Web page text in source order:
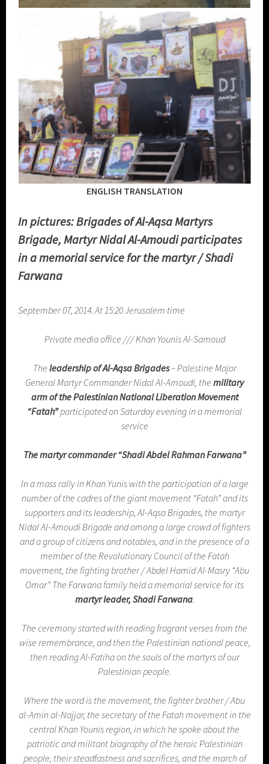
ENGLISH TRANSLATION
In pictures: Brigades of Al-Aqsa Martyrs
Brigade, Martyr Nidal Al-Amoudi participates
in a memorial service for the martyr / Shadi
Farwana
September 07, 2014. At 15:20 Jerusalem time
Private media office /// Khan Younis Al-Samoud
The leadership of Al-Aqsa Brigades– Palestine Major
General Martyr Commander Nidal Al-Amoudi, the military
arm of the Palestinian National Liberation Movement
“Fatah”participated on Saturday evening in a memorial
service
The martyr commander “Shadi Abdel Rahman Farwana”
In a mass rally in Khan Yunis with the participation of a large
number of the cadres of the giant movement “Fatah” and its
supporters and its leadership, Al-Aqsa Brigades, the martyr
Nidal Al-Amoudi Brigade and among a large crowd of fighters
and a group of citizens and notables, and in the presence of a
member of the Revolutionary Council of the Fatah
movement, the fighting brother / Abdel Hamid Al-Masry “Abu
Omar” The Farwana family held a memorial service for its
martyr leader, Shadi Farwana.
The ceremony started with reading fragrant verses from the
wise remembrance, and then the Palestinian national peace,
then reading Al-Fatiha on the souls of the martyrs of our
Palestinian people.
Where the word is the movement, the fighter brother / Abu
al-Amin al-Najjar, the secretary of the Fatah movement in the
central Khan Younis region, in which he spoke about the
patriotic and militant biography of the heroic Palestinian
people, their steadfastness and sacrifices, and the march of